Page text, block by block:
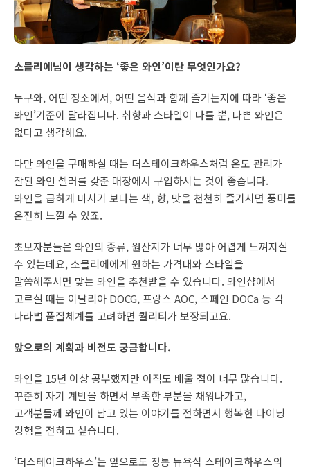
소믈리에님이 생각하는 ‘좋은 와인’이란 무엇인가요?
누구와, 어떤 장소에서, 어떤 음식과 함께 즐기는지에 따라 ‘좋은
와인’기준이 달라집니다. 취향과 스타일이 다를 뿐, 나쁜 와인은
없다고 생각해요.
다만 와인을 구매하실 때는 더스테이크하우스처럼 온도 관리가
잘된 와인 셀러를 갖춘 매장에서 구입하시는 것이 좋습니다.
와인을 급하게 마시기 보다는 색, 향, 맛을 천천히 즐기시면 풍미를
온전히 느낄 수 있죠.
초보자분들은 와인의 종류, 원산지가 너무 많아 어렵게 느껴지실
수 있는데요, 소믈리에에게 원하는 가격대와 스타일을
말씀해주시면 맞는 와인을 추천받을 수 있습니다. 와인샵에서
고르실 때는 이탈리아 DOCG, 프랑스 AOC, 스페인 DOCa 등 각
나라별 품질체계를 고려하면 퀄리티가 보장되고요.
앞으로의 계획과 비전도 궁금합니다.
와인을 15년 이상 공부했지만 아직도 배울 점이 너무 많습니다.
꾸준히 자기 계발을 하면서 부족한 부분을 채워나가고,
고객분들께 와인이 담고 있는 이야기를 전하면서 행복한 다이닝
경험을 전하고 싶습니다.
‘더스테이크하우스’는 앞으로도 정통 뉴욕식 스테이크하우스의